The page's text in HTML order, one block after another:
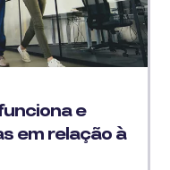
e
em relação à